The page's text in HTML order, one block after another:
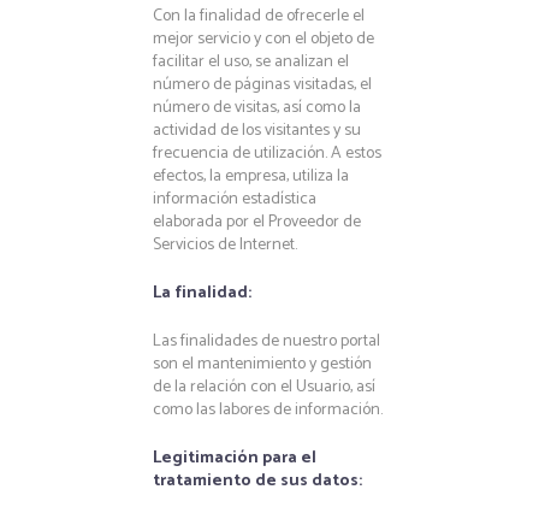
Con la finalidad de ofrecerle el
mejor servicio y con el objeto de
facilitar el uso, se analizan el
número de páginas visitadas, el
número de visitas, así como la
actividad de los visitantes y su
frecuencia de utilización. A estos
efectos, la empresa, utiliza la
información estadística
elaborada por el Proveedor de
Servicios de Internet.
La finalidad:
Las finalidades de nuestro portal
son el mantenimiento y gestión
de la relación con el Usuario, así
como las labores de información.
Legitimación para el
tratamiento de sus datos: